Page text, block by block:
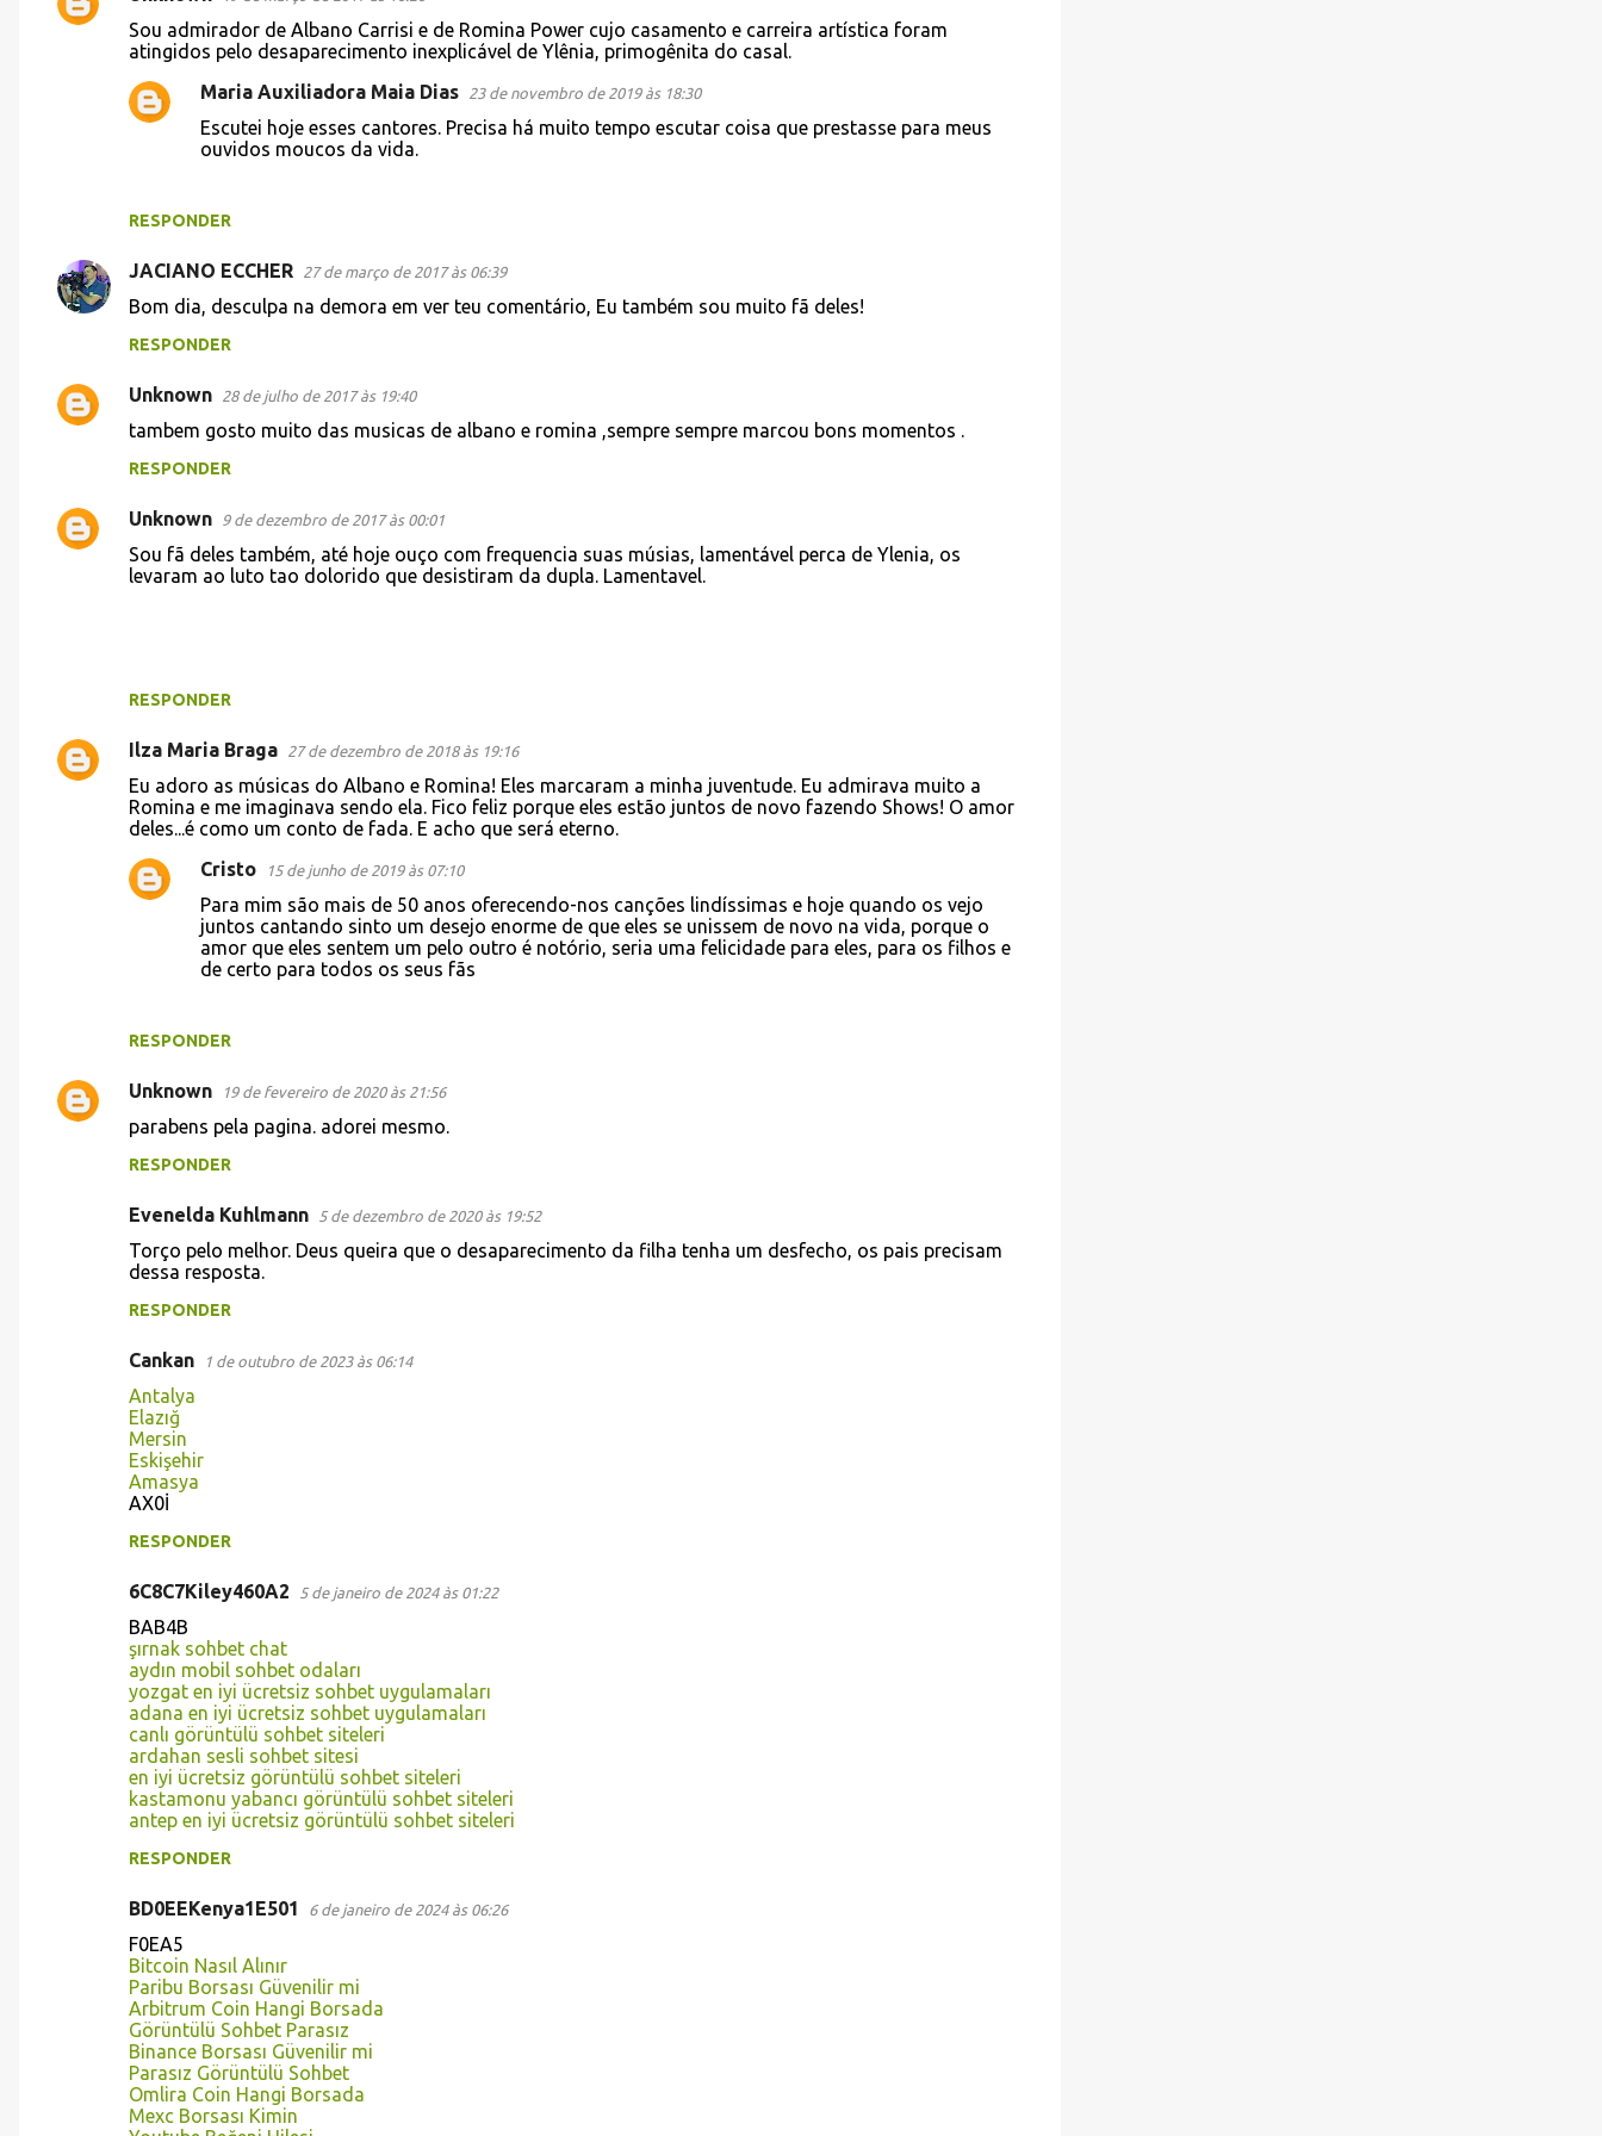
C
i
o
Sou admirador de Albano Carrisi e de Romina Power cujo casamento e carreira artística foram
atingidos pelo desaparecimento inexplicável de Ylênia, primogênita do casal.
RESPONDER
Maria Auxiliadora Maia Dias 23 de novembro de 2019 às 18:30
Escutei hoje esses cantores. Precisa há muito tempo escutar coisa que prestasse para meus
ouvidos moucos da vida.
JACIANO ECCHER 27 de março de 2017 às 06:39
Bom dia, desculpa na demora em ver teu comentário, Eu também sou muito fã deles!
RESPONDER
Unknown 28 de julho de 2017 às 19:40
tambem gosto muito das musicas de albano e romina ,sempre sempre marcou bons momentos .
RESPONDER
Unknown 9 de dezembro de 2017 às 00:01
Sou fã deles também, até hoje ouço com frequencia suas músias, lamentável perca de Ylenia, os
levaram ao luto tao dolorido que desistiram da dupla. Lamentavel.
RESPONDER
Ilza Maria Braga 27 de dezembro de 2018 às 19:16
Eu adoro as músicas do Albano e Romina! Eles marcaram a minha juventude. Eu admirava muito a
Romina e me imaginava sendo ela. Fico feliz porque eles estão juntos de novo fazendo Shows! O amor
deles...é como um conto de fada. E acho que será eterno.
RESPONDER
Cristo 15 de junho de 2019 às 07:10
Para mim são mais de 50 anos oferecendo-nos canções lindíssimas e hoje quando os vejo
juntos cantando sinto um desejo enorme de que eles se unissem de novo na vida, porque o
amor que eles sentem um pelo outro é notório, seria uma felicidade para eles, para os filhos e
de certo para todos os seus fãs
Unknown 19 de fevereiro de 2020 às 21:56
parabens pela pagina. adorei mesmo.
RESPONDER
Evenelda Kuhlmann 5 de dezembro de 2020 às 19:52
Torço pelo melhor. Deus queira que o desaparecimento da filha tenha um desfecho, os pais precisam
dessa resposta.
RESPONDER
Cankan 1 de outubro de 2023 às 06:14
Antalya
Elazığ
Mersin
Eskişehir
Amasya
AX0İ
RESPONDER
6C8C7Kiley460A2 5 de janeiro de 2024 às 01:22
BAB4B
şırnak sohbet chat
aydın mobil sohbet odaları
yozgat en iyi ücretsiz sohbet uygulamaları
adana en iyi ücretsiz sohbet uygulamaları
canlı görüntülü sohbet siteleri
ardahan sesli sohbet sitesi
en iyi ücretsiz görüntülü sohbet siteleri
kastamonu yabancı görüntülü sohbet siteleri
antep en iyi ücretsiz görüntülü sohbet siteleri
RESPONDER
BD0EEKenya1E501 6 de janeiro de 2024 às 06:26
F0EA5
Bitcoin Nasıl Alınır
Paribu Borsası Güvenilir mi
Arbitrum Coin Hangi Borsada
Görüntülü Sohbet Parasız
Binance Borsası Güvenilir mi
Parasız Görüntülü Sohbet
Omlira Coin Hangi Borsada
Mexc Borsası Kimin